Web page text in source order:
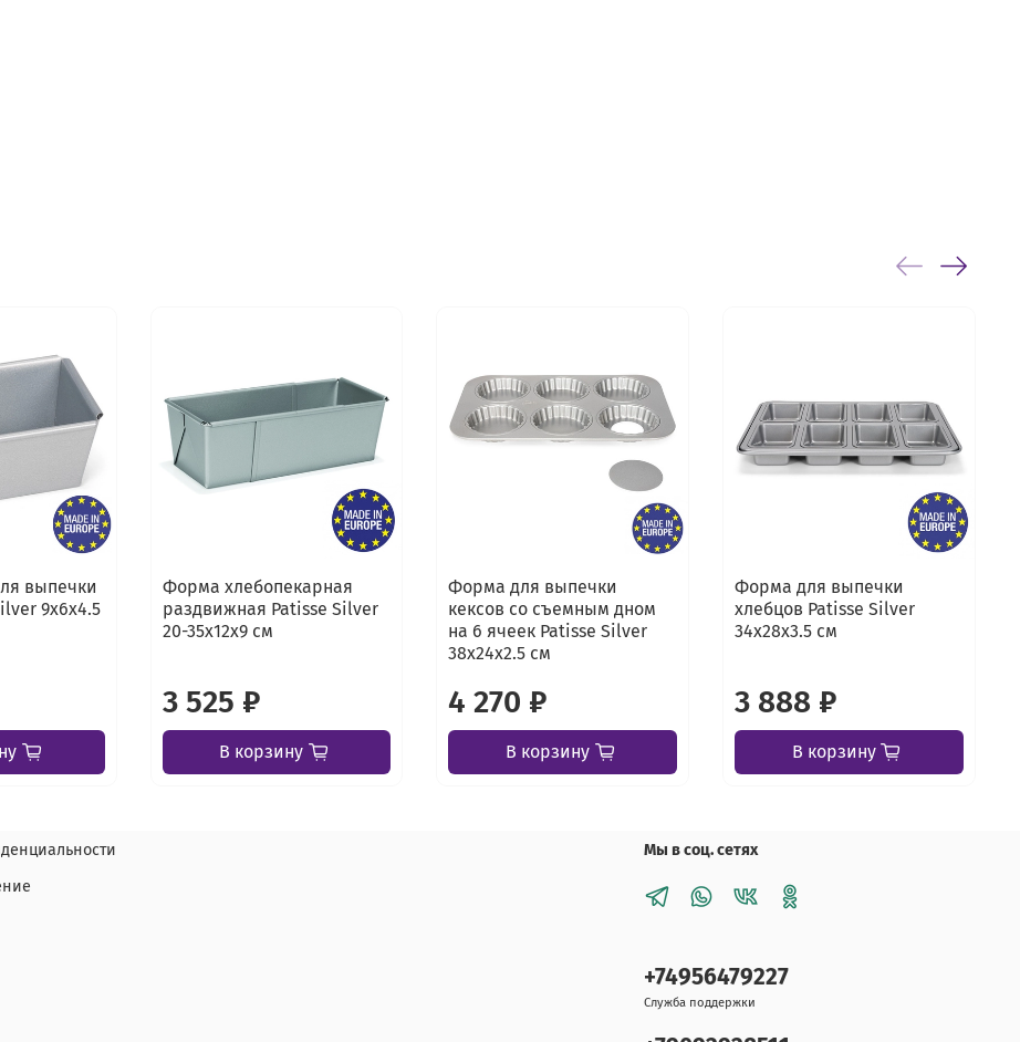
выпечки
9х6х4.5
Форма хлебопекарная
раздвижная Patisse Silver
20-35х12х9 см
3 525 ₽
В корзину
Форма для выпечки
кексов со съемным дном
на 6 ячеек Patisse Silver
38х24х2.5 см
4 270 ₽
В корзину
Форма для выпечки
хлебцов Patisse Silver
34х28х3.5 см
3 888 ₽
В корзину
Мы в соц. сетях
+74956479227
Служба поддержки